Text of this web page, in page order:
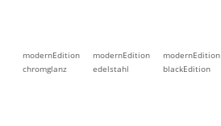
modernEdition
chromglanz
modernEdition
edelstahl
modernEdition
blackEdition